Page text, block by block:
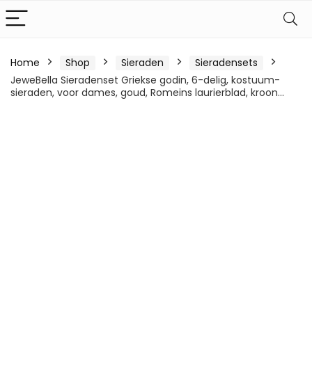
Home Shop Sieraden
Sieradensets
JeweBella Sieradenset Griekse godin, 6-delig, kostuum-
sieraden, voor dames, goud, Romeins laurierblad, kroon…